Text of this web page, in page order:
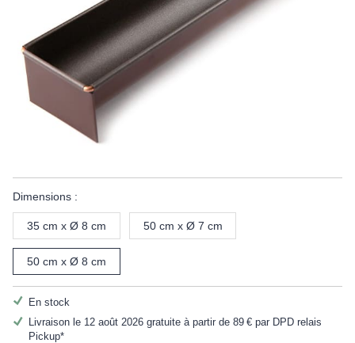
Dimensions :
35 cm x Ø 8 cm 50 cm x Ø 7 cm
50 cm x Ø 8 cm
En stock
Livraison le 12 août 2026 gratuite à partir de 89 €par DPD relais
Pickup*